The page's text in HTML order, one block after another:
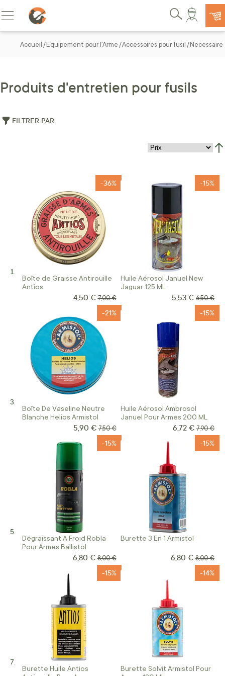
Allez au contenu
Basculer la navigation
Rechercher
Accueil Equipement pour l'Arme Accessoires pour fusil
Produits d'entretien pour fusils
FILTRER PAR
Boîte de Graisse Antirouille
Antios
-36%
Prix Spécial
4,50 € Prix normal
7,00 €
Huile Aérosol Januel New
Jaguar 125 ML
-15%
Prix Spécial
5,53 € Prix
6,50 €
Boîte De Vaseline Neutre
Blanche Helios Armistol
-21%
Prix Spécial
5,90 € Prix normal
7,50 €
Huile Aérosol Ambrosol
Januel Pour Armes 200 ML
-15%
Prix Spécial
6,72 € Prix
7,90 €
Dégraissant A Froid Robla
Pour Armes Ballistol
-15%
Prix Spécial
6,80 € Prix normal
8,00 €
Burette 3 En 1 Armistol
-15%
Prix Spécial
6,80 € Prix
8,00 €
Burette Huile Antios
-15%
Burette Solvit Armistol Pour
-14%